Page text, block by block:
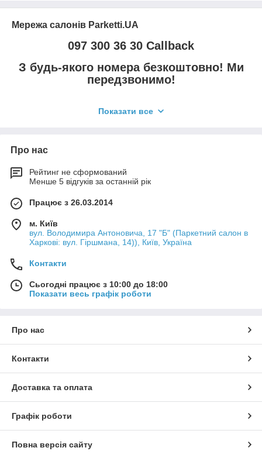
Мережа салонів Parketti.UA
097 300 36 30 Callback
З будь-якого номера безкоштовно! Ми
передзвонимо!
Пн-Пт 09.00-20.00; Сб 10.00-19.00 без
Показати все
Про нас
Рейтинг не сформований
Менше 5 відгуків за останній рік
Працює з 26.03.2014
м. Київ
вул. Володимира Антоновича, 17 "Б" (Паркетний салон в
Харкові: вул. Гіршмана, 14)), Київ, Україна
Контакти
Сьогодні працює з 10:00 до 18:00
Показати весь графік роботи
Про нас
Контакти
Доставка та оплата
Графік роботи
Повна версія сайту